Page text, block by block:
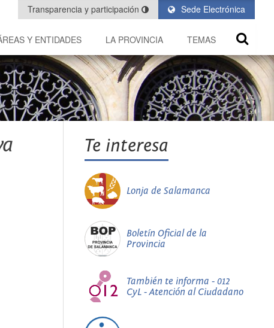
Sede Electrónica
Transparencia y participación
Y ENTIDADES LA PROVINCIA TEMAS
Te interesa
Lonja de Salamanca
Boletín Oficial de la
Provincia
También te informa - 012
CyL - Atención al Ciudadano